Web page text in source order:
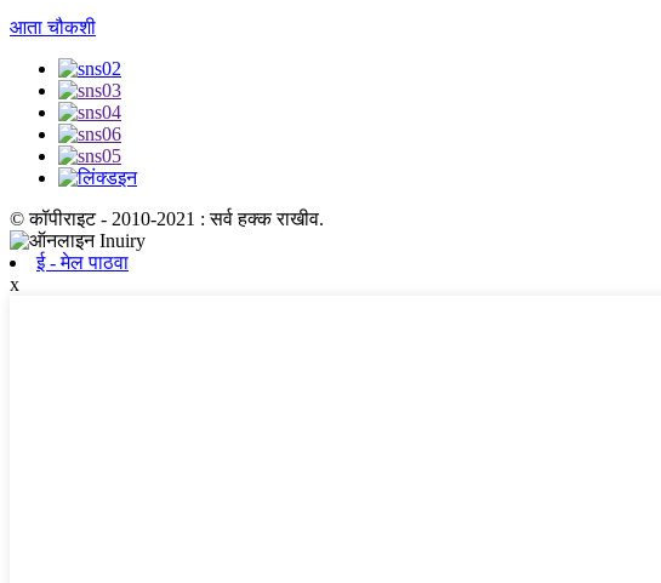
आता चौकशी
© कॉपीराइट - 2010-2021 : सर्व हक्क राखीव.
ई - मेल पाठवा
x